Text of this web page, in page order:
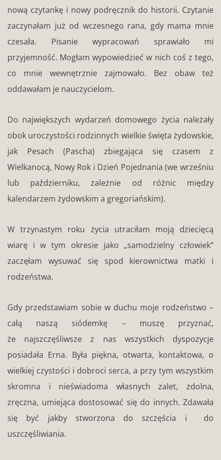
nową czytankę i nowy podręcznik do historii. Czytanie
zaczynałam już od wczesnego rana, gdy mama mnie
czesała. Pisanie wypracowań sprawiało mi
przyjemność. Mogłam wypowiedzieć w nich coś z tego,
co mnie wewnętrznie zajmowało. Bez obaw też
oddawałam je nauczycielom.
Do największych wydarzeń domowego życia należały
obok uroczystości rodzinnych wielkie święta żydowskie,
jak Pesach (Pascha) zbiegająca się czasem z
Wielkanocą, Nowy Rok i Dzień Pojednania (we wrześniu
lub październiku, zależnie od różnic między
kalendarzem żydowskim a gregoriańskim).
W trzynastym roku życia utraciłam moją dziecięcą
wiarę i w tym okresie jako „samodzielny człowiek”
zaczęłam wysuwać się spod kierownictwa matki i
rodzeństwa.
Gdy przedstawiam sobie w duchu moje rodzeństwo –
całą naszą siódemkę – muszę przyznać,
że najszczęśliwsze z nas wszystkich dyspozycje
posiadała Erna. Była piękna, otwarta, kontaktowa, o
wielkiej czystości i dobroci serca, a przy tym wszystkim
skromna i nieświadoma własnych zalet, zdolna,
zręczna, umiejąca dostosować się do innych. Zdawała
się być jakby stworzona do szczęścia i do
uszczęśliwiania.